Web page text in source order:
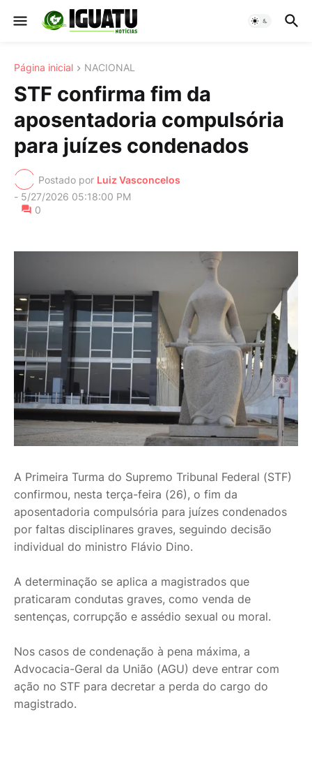
Página inicial NACIONAL
STF confirma fim da
aposentadoria compulsória
para juízes condenados
Postado por Luiz Vasconcelos
- 5/27/2026 05:18:00 PM
0
A Primeira Turma do Supremo Tribunal Federal (STF)
confirmou, nesta terça-feira (26), o fim da
aposentadoria compulsória para juízes condenados
por faltas disciplinares graves, seguindo decisão
individual do ministro Flávio Dino.
A determinação se aplica a magistrados que
praticaram condutas graves, como venda de
sentenças, corrupção e assédio sexual ou moral.
Nos casos de condenação à pena máxima, a
Advocacia-Geral da União (AGU) deve entrar com
ação no STF para decretar a perda do cargo do
magistrado.